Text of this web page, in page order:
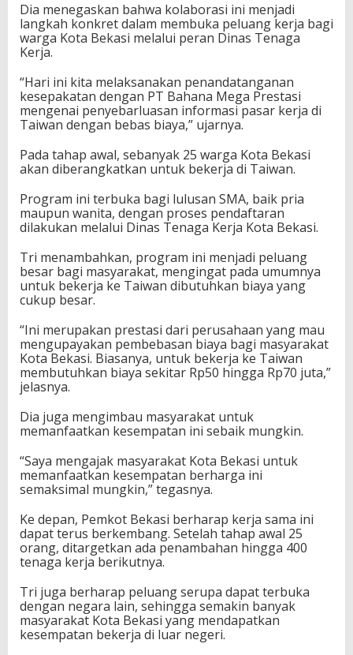
Dia menegaskan bahwa kolaborasi ini menjadi
langkah konkret dalam membuka peluang kerja bagi
warga Kota Bekasi melalui peran Dinas Tenaga
Kerja.
“Hari ini kita melaksanakan penandatanganan
kesepakatan dengan PT Bahana Mega Prestasi
mengenai penyebarluasan informasi pasar kerja di
Taiwan dengan bebas biaya,” ujarnya.
Pada tahap awal, sebanyak 25 warga Kota Bekasi
akan diberangkatkan untuk bekerja di Taiwan.
Program ini terbuka bagi lulusan SMA, baik pria
maupun wanita, dengan proses pendaftaran
dilakukan melalui Dinas Tenaga Kerja Kota Bekasi.
Tri menambahkan, program ini menjadi peluang
besar bagi masyarakat, mengingat pada umumnya
untuk bekerja ke Taiwan dibutuhkan biaya yang
cukup besar.
“Ini merupakan prestasi dari perusahaan yang mau
mengupayakan pembebasan biaya bagi masyarakat
Kota Bekasi. Biasanya, untuk bekerja ke Taiwan
membutuhkan biaya sekitar Rp50 hingga Rp70 juta,”
jelasnya.
Dia juga mengimbau masyarakat untuk
memanfaatkan kesempatan ini sebaik mungkin.
“Saya mengajak masyarakat Kota Bekasi untuk
memanfaatkan kesempatan berharga ini
semaksimal mungkin,” tegasnya.
Ke depan, Pemkot Bekasi berharap kerja sama ini
dapat terus berkembang. Setelah tahap awal 25
orang, ditargetkan ada penambahan hingga 400
tenaga kerja berikutnya.
Tri juga berharap peluang serupa dapat terbuka
dengan negara lain, sehingga semakin banyak
masyarakat Kota Bekasi yang mendapatkan
kesempatan bekerja di luar negeri.